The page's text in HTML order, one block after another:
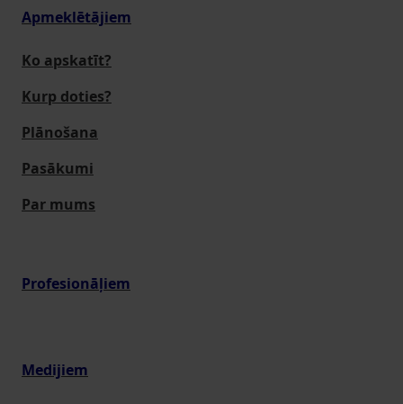
Apmeklētājiem
Ko apskatīt?
Kurp doties?
Plānošana
Pasākumi
Par mums
Profesionāļiem
Medijiem